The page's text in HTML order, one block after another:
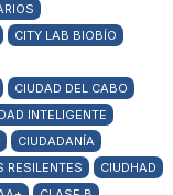
CITY LAB BIOBÍO
CIUDAD DEL CABO
INTELIGENTE
CIUDADANÍA
RESILENTES
CIUDHAD